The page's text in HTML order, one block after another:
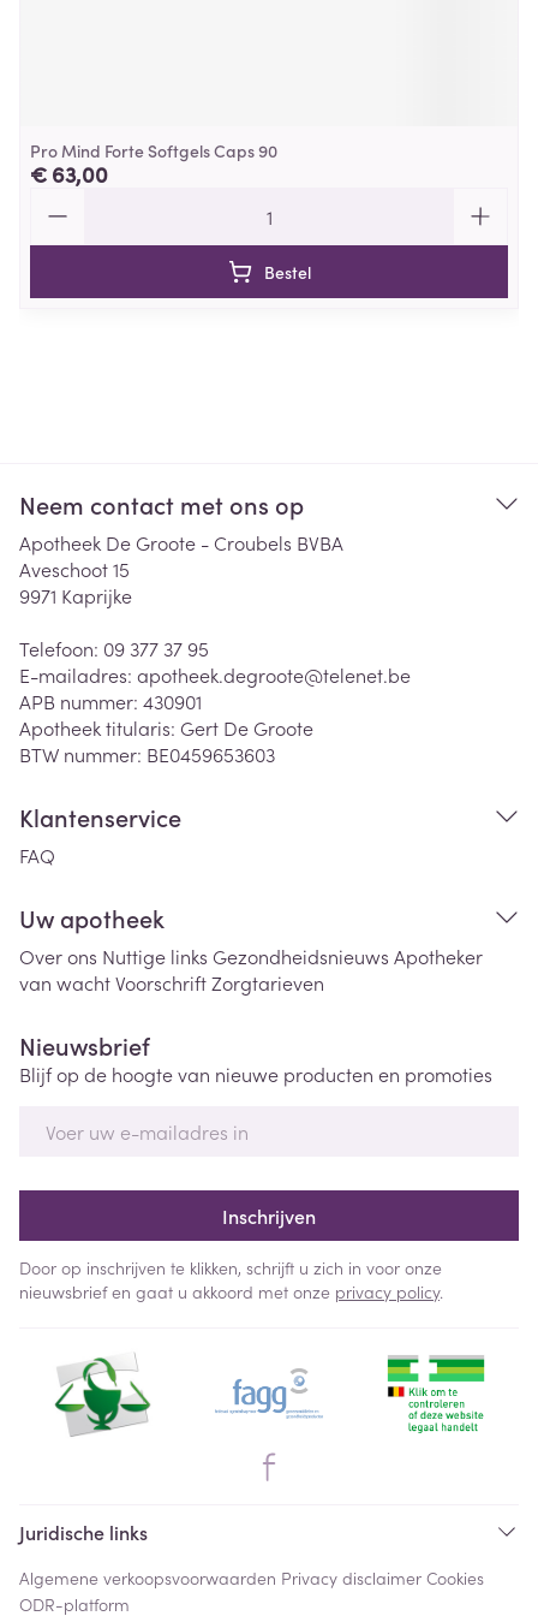
Pro Mind Forte Softgels Caps 90
€ 63,00
Bestel
Neem contact met ons op
Apotheek De Groote - Croubels BVBA
Aveschoot 15
9971 Kaprijke
Telefoon: 09 377 37 95
E-mailadres: apotheek.degroote@telenet.be
APB nummer: 430901
Apotheek titularis: Gert De Groote
BTW nummer: BE0459653603
Klantenservice
FAQ
Uw apotheek
Over ons Nuttige links Gezondheidsnieuws Apotheker
van wachtVoorschriftZorgtarieven
Nieuwsbrief
Blijf op de hoogte van nieuwe producten en promoties
Inschrijven
Door op inschrijven te klikken, schrijft u zich in voor onze
nieuwsbrief en gaat u akkoord met onze privacy policy.
Juridische links
Algemene verkoopsvoorwaarden Privacy disclaimer Cookies
ODR-platform